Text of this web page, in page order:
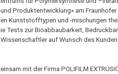
Produktentwicklung« am
Kunststofftypen und -mischungen
Tests zur Bioabbaubarkeit,
auf Wunsch des
mit der Firma POLIFILM